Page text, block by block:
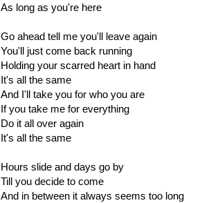
As long as you're here
Go ahead tell me you'll leave again
You'll just come back running
Holding your scarred heart in hand
It's all the same
And I'll take you for who you are
If you take me for everything
Do it all over again
It's all the same
Hours slide and days go by
Till you decide to come
And in between it always seems too long